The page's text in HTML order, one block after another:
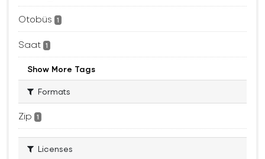
Otobüs 1
Saat 1
Show More Tags
Formats
Zip 1
Licenses